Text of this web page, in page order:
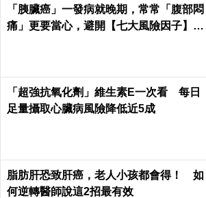
「胰臟癌」一發病就晚期，常常「腹部悶
痛」更要當心，避開【七大風險因子】守
「超強抗氧化劑」維生素E一次看 每日
足量攝取心臟病風險降低近5成
脂肪肝恐致肝癌，老人小孩都會得！ 如
何逆轉醫師說這2招最有效